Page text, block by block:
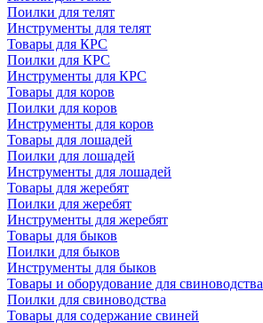
Поилки для телят
Инструменты для телят
Товары для КРС
Поилки для КРС
Инструменты для КРС
Товары для коров
Поилки для коров
Инструменты для коров
Товары для лошадей
Поилки для лошадей
Инструменты для лошадей
Товары для жеребят
Поилки для жеребят
Инструменты для жеребят
Товары для быков
Поилки для быков
Инструменты для быков
Товары и оборудование для свиноводства
Поилки для свиноводства
Товары для содержание свиней